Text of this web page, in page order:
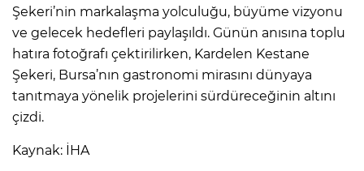
Şekeri’nin markalaşma yolculuğu, büyüme vizyonu
ve gelecek hedefleri paylaşıldı. Günün anısına toplu
hatıra fotoğrafı çektirilirken, Kardelen Kestane
Şekeri, Bursa’nın gastronomi mirasını dünyaya
tanıtmaya yönelik projelerini sürdüreceğinin altını
çizdi.
Kaynak: İHA